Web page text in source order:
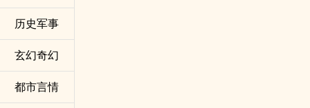
历史军事
玄幻奇幻
都市言情